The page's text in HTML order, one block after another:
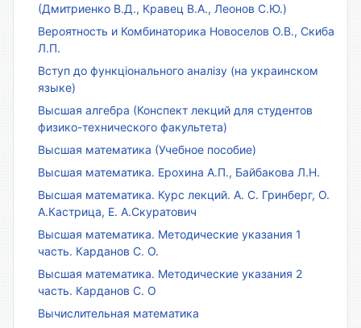
(Дмитриенко В.Д., Кравец В.А., Леонов С.Ю.)
Вероятность и Комбинаторика Новоселов О.В., Скиба
Л.П.
Вступ до функціонального аналізу (на украинском
языке)
Высшая алгебра (Конспект лекций для студентов
физико-технического факультета)
Высшая математика (Учебное пособие)
Высшая математика. Ерохина А.П., Байбакова Л.Н.
Высшая математика. Курс лекций. А. С. Гринберг, О.
А.Кастрица, Е. А.Скуратович
Высшая математика. Методические указания 1
часть. Карданов С. О.
Высшая математика. Методические указания 2
часть. Карданов С. О
Вычислительная математика